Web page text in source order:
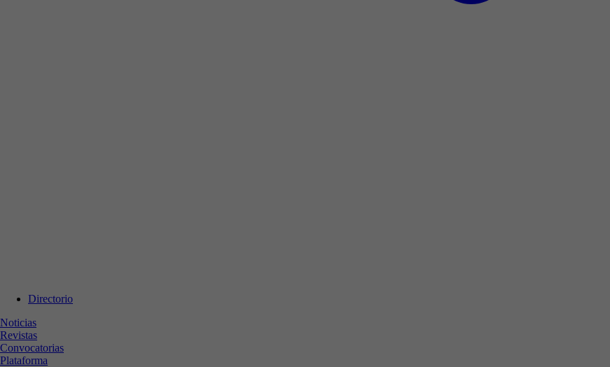
Directorio
Noticias
Revistas
Convocatorias
Plataforma